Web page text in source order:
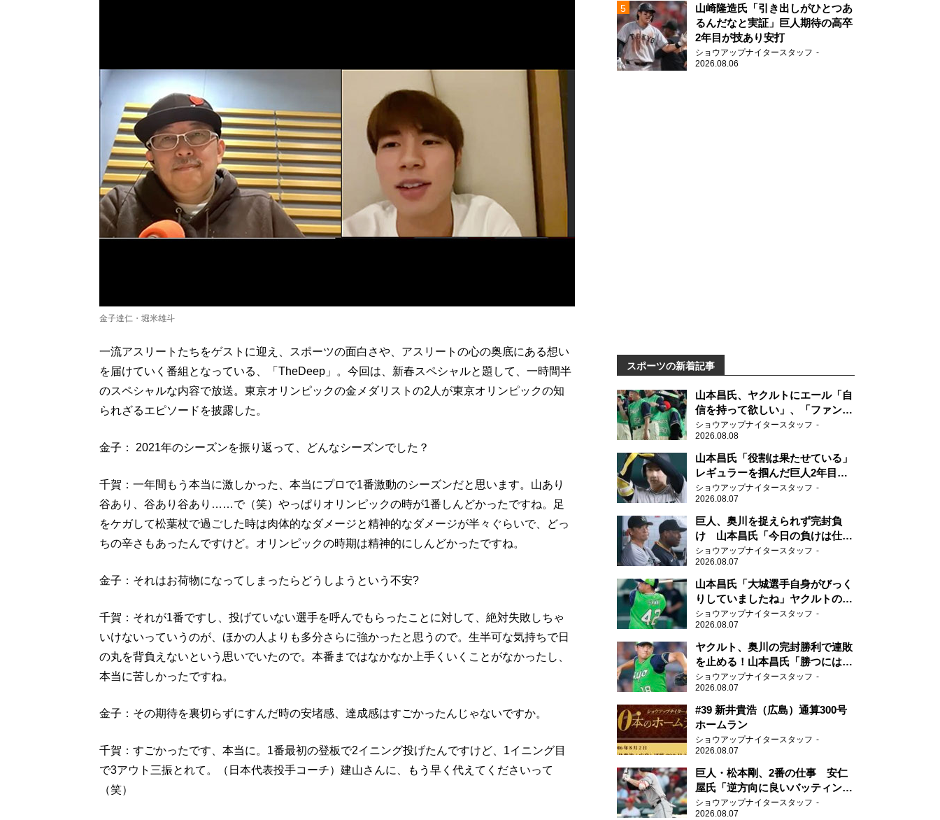
金子達仁・堀米雄斗
一流アスリートたちをゲストに迎え、スポーツの面白さや、アスリートの心の奥底にある想い
を届けていく番組となっている、「TheDeep」。今回は、新春スペシャルと題して、一時間半
のスペシャルな内容で放送。東京オリンピックの金メダリストの2人が東京オリンピックの知
られざるエピソードを披露した。
金子： 2021年のシーズンを振り返って、どんなシーズンでした？
千賀：一年間もう本当に激しかった、本当にプロで1番激動のシーズンだと思います。山あり
谷あり、谷あり谷あり……で（笑）やっぱりオリンピックの時が1番しんどかったですね。足
をケガして松葉杖で過ごした時は肉体的なダメージと精神的なダメージが半々ぐらいで、どっ
ちの辛さもあったんですけど。オリンピックの時期は精神的にしんどかったですね。
金子：それはお荷物になってしまったらどうしようという不安?
千賀：それが1番ですし、投げていない選手を呼んでもらったことに対して、絶対失敗しちゃ
いけないっていうのが、ほかの人よりも多分さらに強かったと思うので。生半可な気持ちで日
の丸を背負えないという思いでいたので。本番まではなかなか上手くいくことがなかったし、
本当に苦しかったですね。
金子：その期待を裏切らずにすんだ時の安堵感、達成感はすごかったんじゃないですか。
千賀：すごかったです、本当に。1番最初の登板で2イニング投げたんですけど、1イニング目
で3アウト三振とれて。（日本代表投手コーチ）建山さんに、もう早く代えてくださいって
（笑）
山崎隆造氏「引き出しがひとつあ
るんだなと実証」巨人期待の高卒
2年目が技あり安打
ショウアップナイタースタッフ
2026.08.06
スポーツの新着記事
山本昌氏、ヤクルトにエール「自
信を持って欲しい」、「ファンの
方も毎日応援してくれています」
ショウアップナイタースタッフ
2026.08.08
山本昌氏「役割は果たせている」
レギュラーを掴んだ巨人2年目の
新人王候補
ショウアップナイタースタッフ
2026.08.07
巨人、奥川を捉えられず完封負
け 山本昌氏「今日の負けは仕方
がない」
ショウアップナイタースタッフ
2026.08.07
山本昌氏「大城選手自身がびっく
りしていましたね」ヤクルトのフ
ァースト・澤井の判断を評価
ショウアップナイタースタッフ
2026.08.07
ヤクルト、奥川の完封勝利で連敗
を止める！山本昌氏「勝つにはこ
ういう形しかない」
ショウアップナイタースタッフ
2026.08.07
#39 新井貴浩（広島）通算300号
ホームラン
ショウアップナイタースタッフ
2026.08.07
巨人・松本剛、2番の仕事 安仁
屋氏「逆方向に良いバッティン
グ」
ショウアップナイタースタッフ
2026.08.07